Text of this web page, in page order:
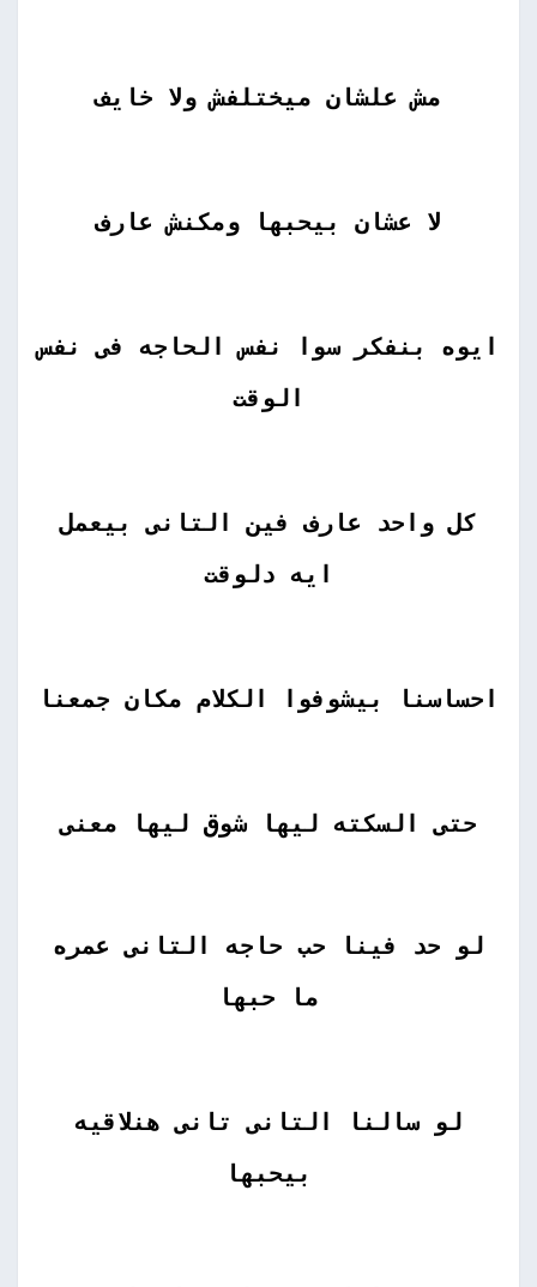
مش علشان ميختلفش ولا خايف
لا عشان بيحبها ومكنش عارف
ايوه بنفكر سوا نفس الحاجه فى نفس
الوقت
كل واحد عارف فين التانى بيعمل
ايه دلوقت
احساسنا بيشوفوا الكلام مكان جمعنا
حتى السكته ليها شوق ليها معنى
لو حد فينا حب حاجه التانى عمره
ما حبها
لو سالنا التانى تانى هنلاقيه
بيحبها